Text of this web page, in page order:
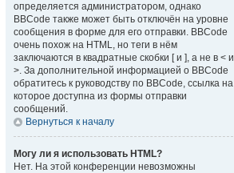
определяется администратором, однако
BBCode также может быть отключён на уровне
сообщения в форме для его отправки. BBCode
очень похож на HTML, но теги в нём
заключаются в квадратные скобки [ и ], а не в < и
>. За дополнительной информацией о BBCode
обратитесь к руководству по BBCode, ссылка на
которое доступна из формы отправки
сообщений.
Вернуться к началу
Могу ли я использовать HTML?
Нет. На этой конференции невозможны